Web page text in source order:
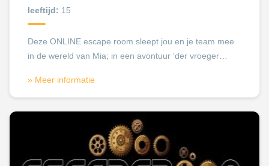
leeftijd: 15
Deze ONLINE escape room sleept jou en je team mee
in de wereld van Mia; in een avontuur ‘der vroeger…
» Meer informatie